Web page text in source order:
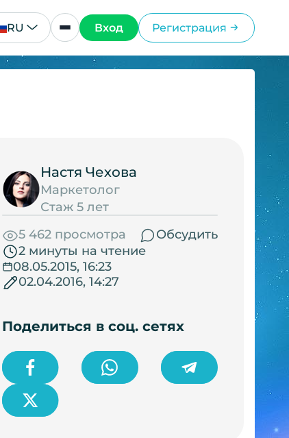
RU Вход Регистрация
Настя Чехова
Маркетолог
Стаж 5 лет
5 462 просмотра
Обсудить
2 минуты на чтение
08.05.2015, 16:23
02.04.2016, 14:27
Поделиться в соц. сетях